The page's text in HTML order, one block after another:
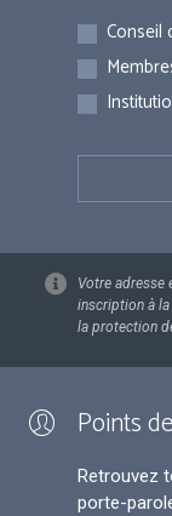
Inscriptions
Conseil
Votre adresse
inscription à la
la protection
Points
Retrouvez
porte-